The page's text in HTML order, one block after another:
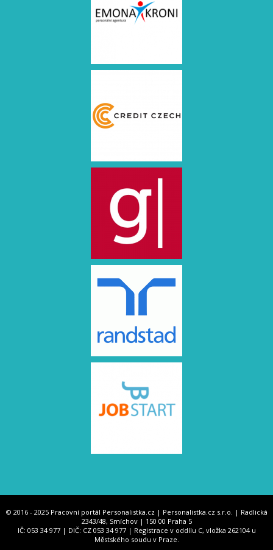
© 2016 - 2025 Pracovní portál Personalistka.cz | Personalistka.cz s.r.o. | Radlická
2343/48, Smíchov | 150 00 Praha 5
IČ: 053 34 977 | DIČ: CZ 053 34 977 | Registrace v oddílu C, vložka 262104 u
Městského soudu v Praze.